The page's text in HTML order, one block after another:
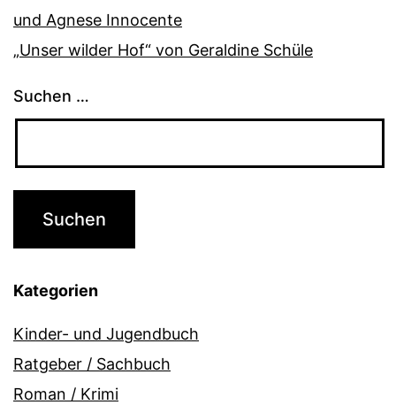
und Agnese Innocente
„Unser wilder Hof“ von Geraldine Schüle
Suchen …
Kategorien
Kinder- und Jugendbuch
Ratgeber / Sachbuch
Roman / Krimi